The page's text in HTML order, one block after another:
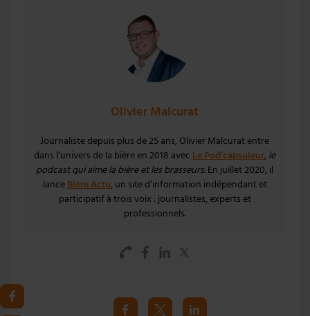
Olivier Malcurat
Journaliste depuis plus de 25 ans, Olivier Malcurat entre
dans l’univers de la bière en 2018 avecLe Pod’capsuleur, le
podcast qui aime la bière et les brasseurs. En juillet 2020, il
lanceBière Actu, un site d’information indépendant et
participatif à trois voix : journalistes, experts et
professionnels.